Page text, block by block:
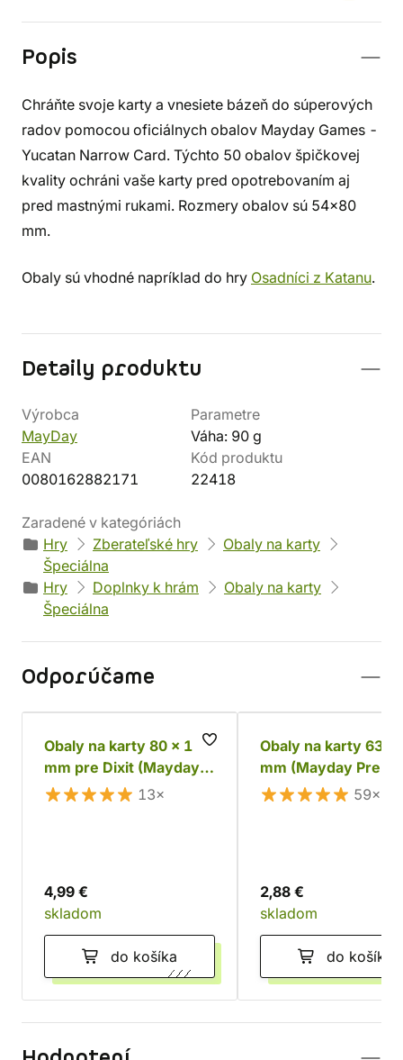
Popis
Chráňte svoje karty a vnesiete bázeň do súperových
radov pomocou oficiálnych obalov Mayday Games -
Yucatan Narrow Card. Týchto 50 obalov špičkovej
kvality ochráni vaše karty pred opotrebovaním aj
pred mastnými rukami. Rozmery obalov sú 54x80
mm.
Obaly sú vhodné napríklad do hry Osadníci z Katanu.
Detaily produktu
Výrobca
MayDay
Parametre
Váha: 90 g
EAN
0080162882171
Kód produktu
22418
Zaradené v kategóriách
Hry
Zberateľské hry
Obaly na karty
Špeciálna
Hry
Doplnky k hrám
Obaly na karty
Špeciálna
Odporúčame
Obaly na karty 80 x 120
mm pre Dixit (Mayday
Premium)
13×
4,99 €
skladom
do košíka
Obaly na karty 63,5
mm (Mayday
59×
2,88 €
skladom
do košíka